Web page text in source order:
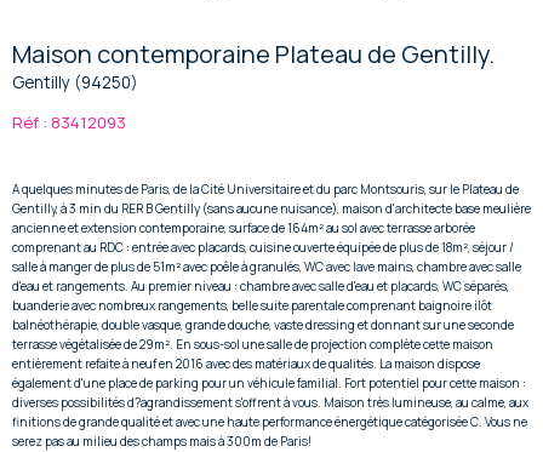
Maison contemporaine Plateau de Gentilly.
Gentilly (94250)
Réf : 83412093
A quelques minutes de Paris, de la Cité Universitaire et du parc Montsouris, sur le Plateau de
Gentilly, à 3 min du RER B Gentilly (sans aucune nuisance), maison d'architecte base meulière
ancienne et extension contemporaine, surface de 164m² au sol avec terrasse arborée
comprenant au RDC : entrée avec placards, cuisine ouverte équipée de plus de 18m², séjour /
salle à manger de plus de 51m² avec poêle à granulés, WC avec lave mains, chambre avec salle
d'eau et rangements. Au premier niveau : chambre avec salle d'eau et placards, WC séparés,
buanderie avec nombreux rangements, belle suite parentale comprenant baignoire ilôt
balnéothérapie, double vasque, grande douche, vaste dressing et donnant sur une seconde
terrasse végétalisée de 29m². En sous-sol une salle de projection complète cette maison
entièrement refaite à neuf en 2016 avec des matériaux de qualités. La maison dispose
également d'une place de parking pour un véhicule familial. Fort potentiel pour cette maison :
diverses possibilités d?agrandissement s'offrent à vous. Maison très lumineuse, au calme, aux
finitions de grande qualité et avec une haute performance énergétique catégorisée C. Vous ne
serez pas au milieu des champs mais à 300m de Paris!